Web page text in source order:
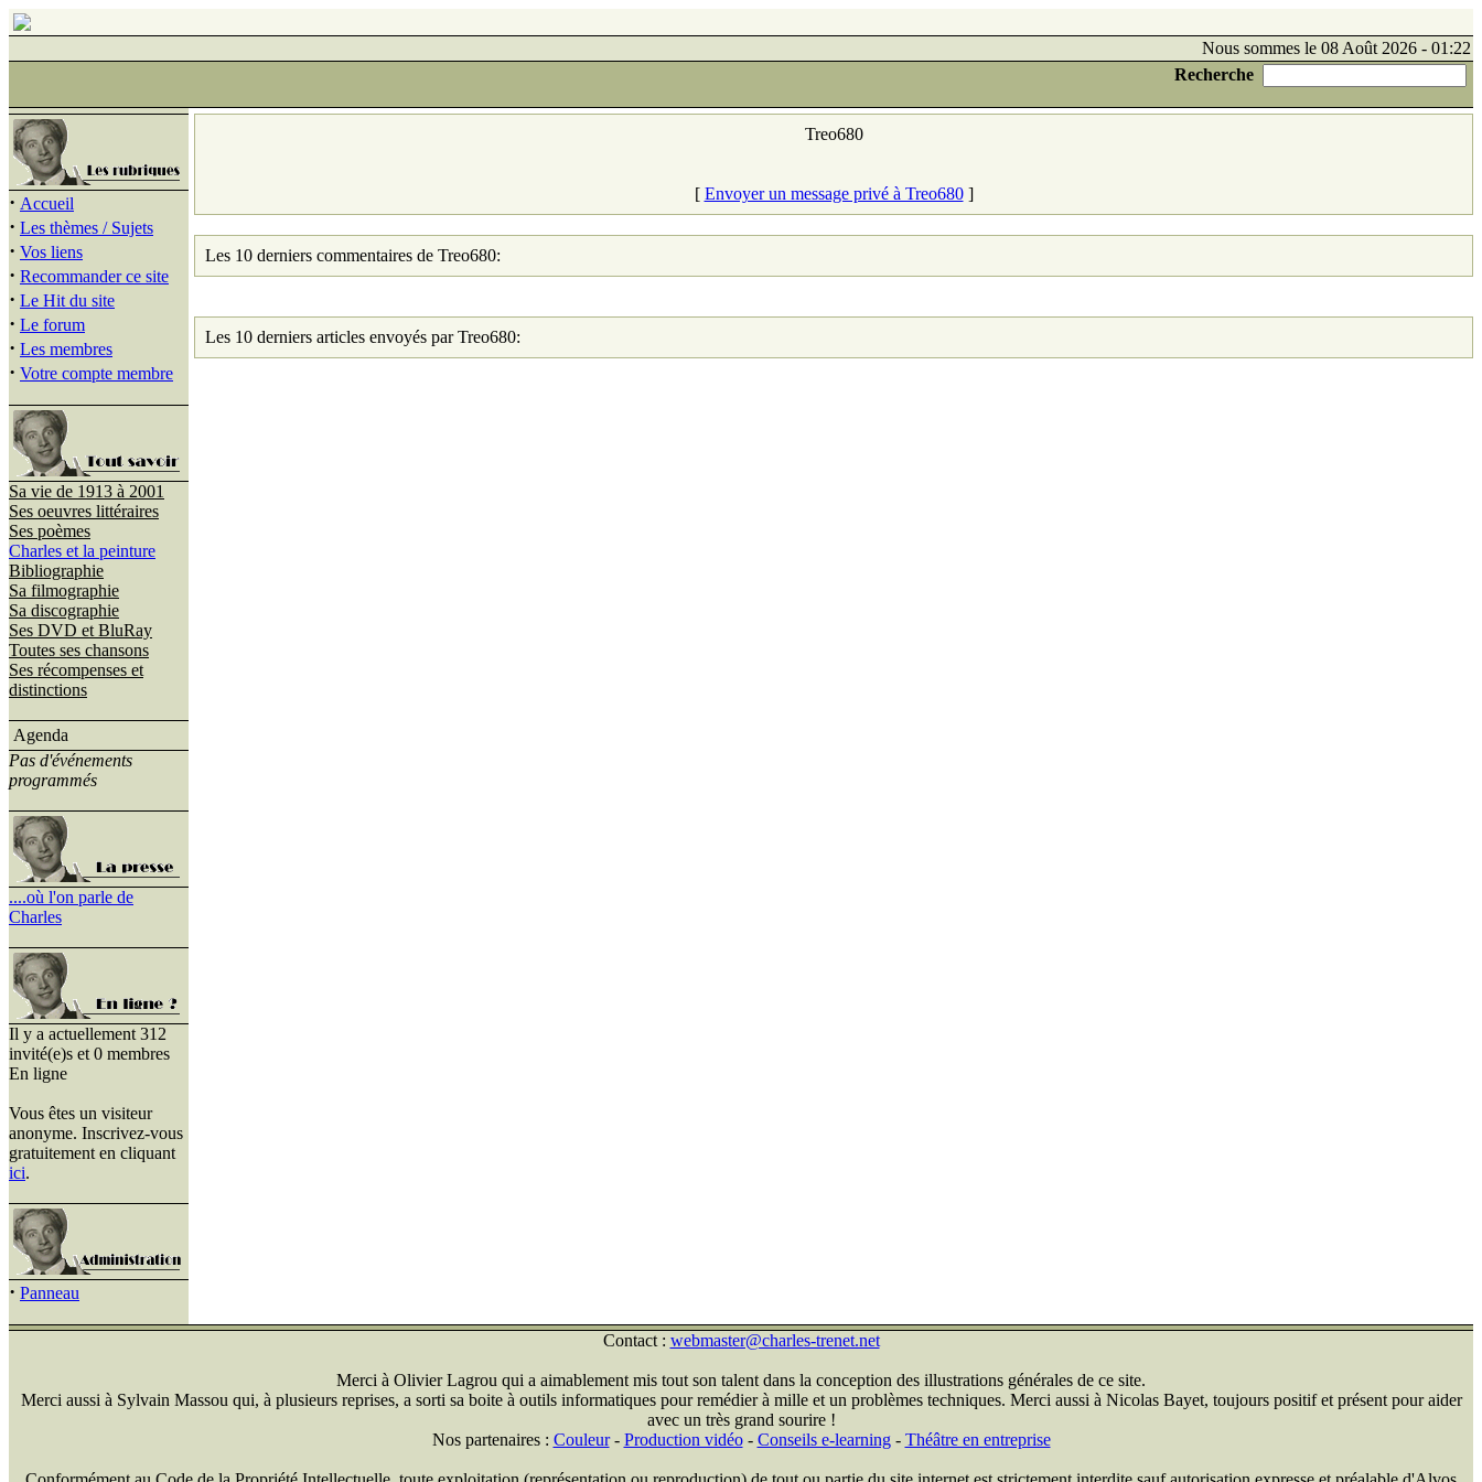
Nous sommes le 08 Août 2026 - 01:22
Recherche
· Accueil
· Les thèmes / Sujets
· Vos liens
· Recommander ce site
· Le Hit du site
· Le forum
· Les membres
· Votre compte membre
Sa vie de 1913 à 2001
Ses oeuvres littéraires
Ses poèmes
Charles et la peinture
Bibliographie
Sa filmographie
Sa discographie
Ses DVD et BluRay
Toutes ses chansons
Ses récompenses et
distinctions
Agenda
Pas d'événements
programmés
....où l'on parle de
Charles
Il y a actuellement 312
invité(e)s et 0 membres
En ligne
Vous êtes un visiteur
anonyme. Inscrivez-vous
gratuitement en cliquant
ici.
· Panneau
Treo680
[ Envoyer un message privé à Treo680]
Les 10 derniers commentaires de Treo680:
Les 10 derniers articles envoyés par Treo680:
Contact : webmaster@charles-trenet.net
Merci à Olivier Lagrou qui a aimablement mis tout son talent dans la conception des illustrations générales de ce site.
Merci aussi à Sylvain Massou qui, à plusieurs reprises, a sorti sa boite à outils informatiques pour remédier à mille et un problèmes techniques. Merci aussi à Nicolas Bayet, toujours positif et présent pour aider
avec un très grand sourire !
Nos partenaires : Couleur- Production vidéo- Conseils e-learning- Théâtre en entreprise